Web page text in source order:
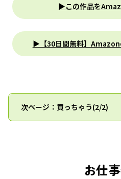
▶この作品を
▶【30日間無料】Amazon
次ページ：買っちゃう(2/2)
お仕